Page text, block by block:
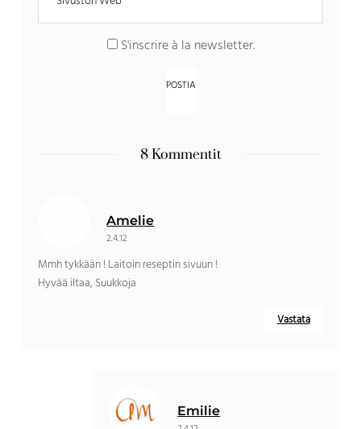
S'inscrire à la newsletter.
8 Kommentit
Amelie
2.4.12
Mmh tykkään ! Laitoin reseptin sivuun !
Hyvää iltaa, Suukkoja
Vastata
Emilie